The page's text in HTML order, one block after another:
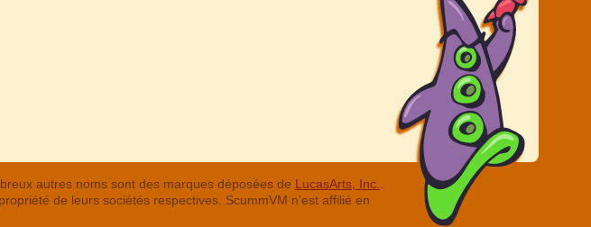
autres noms sont des marques déposées de LucasArts, Inc.
de leurs sociétés respectives. ScummVM n'est affilié en